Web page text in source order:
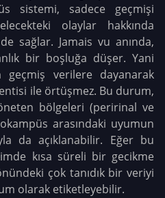
sistemi, sadece geçmişi
olaylar hakkında
sağlar. Jamais vu anında,
bir boşluğa düşer. Yani
geçmiş verilere dayanarak
ile örtüşmez. Bu durum,
bölgeleri (peririnal ve
arasındaki uyumun
da açıklanabilir. Eğer bu
kısa süreli bir gecikme
çok tanıdık bir veriyi
olarak etiketleyebilir.